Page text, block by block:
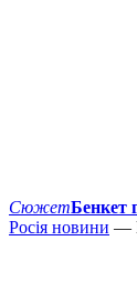
СюжетБенкет
Росія новини —